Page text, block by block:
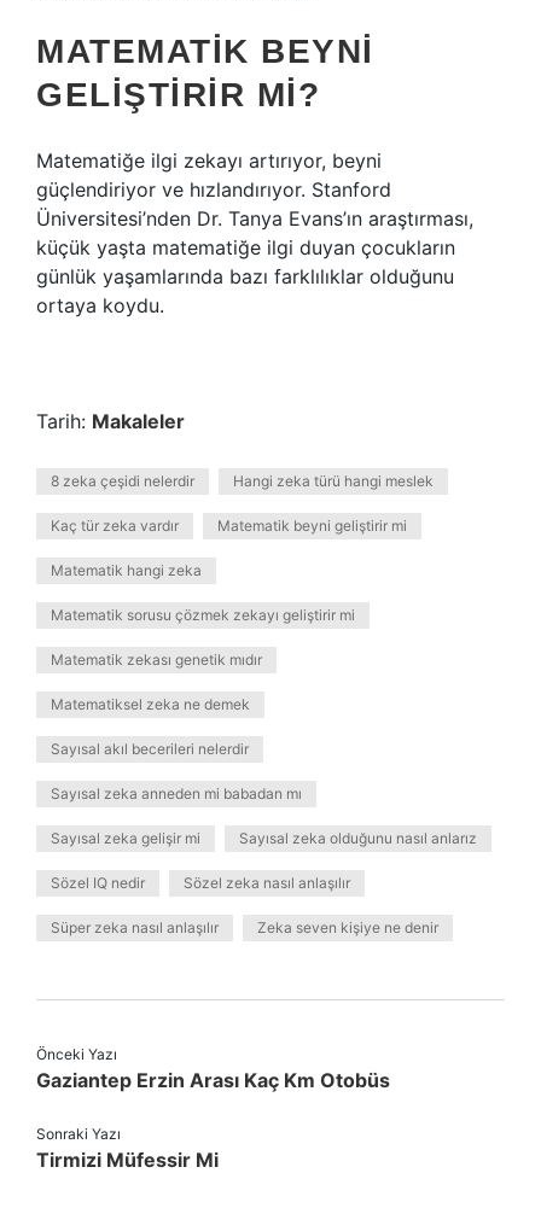
MATEMATIK BEYNI
GELIŞTIRIR MI?
Matematiğe ilgi zekayı artırıyor, beyni
güçlendiriyor ve hızlandırıyor. Stanford
Üniversitesi’nden Dr. Tanya Evans’ın araştırması,
küçük yaşta matematiğe ilgi duyan çocukların
günlük yaşamlarında bazı farklılıklar olduğunu
ortaya koydu.
Tarih: Makaleler
8 zeka çeşidi nelerdir Hangi zeka türü hangi meslek
Kaç tür zeka vardır Matematik beyni geliştirir mi
Matematik hangi zeka
Matematik sorusu çözmek zekayı geliştirir mi
Matematik zekası genetik mıdır
Matematiksel zeka ne demek
Sayısal akıl becerileri nelerdir
Sayısal zeka anneden mi babadan mı
Sayısal zeka gelişir mi Sayısal zeka olduğunu nasıl anlarız
Sözel IQ nedir Sözel zeka nasıl anlaşılır
Süper zeka nasıl anlaşılır Zeka seven kişiye ne denir
Önceki Yazı
Gaziantep Erzin Arası Kaç Km Otobüs
Sonraki Yazı
Tirmizi Müfessir Mi